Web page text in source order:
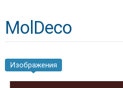
MolDeco
Изображения